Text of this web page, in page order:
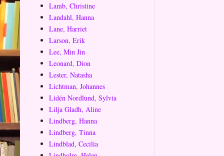
Lamb, Christine
Landahl, Hanna
Lane, Harriet
Larson, Erik
Lee, Min Jin
Leonard, Dion
Lester, Natasha
Lichtman, Johannes
Lidén Nordlund, Sylvia
Lilja Gladh, Aline
Lindberg, Hanna
Lindberg, Tinna
Lindblad, Cecilia